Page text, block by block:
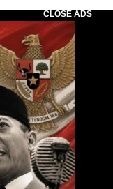
CLOSE ADS